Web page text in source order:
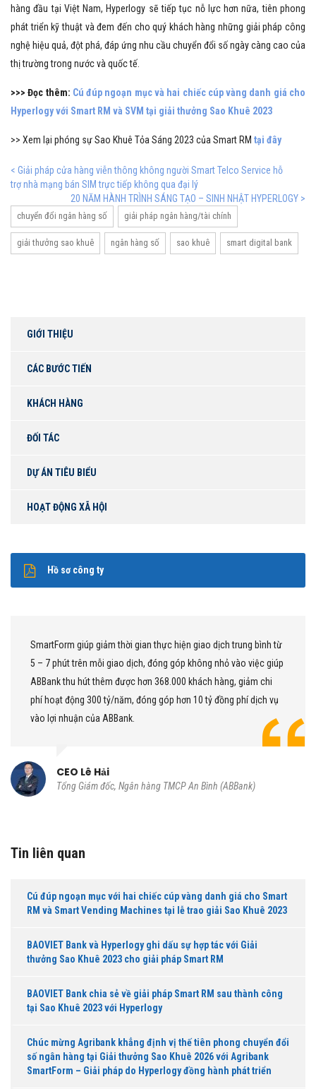
hàng đầu tại Việt Nam, Hyperlogy sẽ tiếp tục nỗ lực hơn nữa, tiên phong
phát triển kỹ thuật và đem đến cho quý khách hàng những giải pháp công
nghệ hiệu quả, đột phá, đáp ứng nhu cầu chuyển đổi số ngày càng cao của
thị trường trong nước và quốc tế.
>>> Đọc thêm: Cú đúp ngoạn mục và hai chiếc cúp vàng danh giá cho
Hyperlogy với Smart RM và SVM tại giải thưởng Sao Khuê 2023
>> Xem lại phóng sự Sao Khuê Tỏa Sáng 2023 của Smart RM tại đây
< Giải pháp cửa hàng viễn thông không người Smart Telco Service hỗ
trợ nhà mạng bán SIM trực tiếp không qua đại lý
20 NĂM HÀNH TRÌNH SÁNG TẠO – SINH NHẬT HYPERLOGY >
chuyển đổi ngân hàng số giải pháp ngân hàng/tài chính
giải thưởng sao khuê ngân hàng số sao khuê smart digital bank
GIỚI THIỆU
CÁC BƯỚC TIẾN
KHÁCH HÀNG
ĐỐI TÁC
DỰ ÁN TIÊU BIỂU
HOẠT ĐỘNG XÃ HỘI
Hồ sơ công ty
SmartForm giúp giảm thời gian thực hiện giao dịch trung bình từ
5 – 7 phút trên mỗi giao dịch, đóng góp không nhỏ vào việc giúp
ABBank thu hút thêm được hơn 368.000 khách hàng, giảm chi
phí hoạt động 300 tỷ/năm, đóng góp hơn 10 tỷ đồng phí dịch vụ
vào lợi nhuận của ABBank.
CEO Lê Hải
Tổng Giám đốc, Ngân hàng TMCP An Bình (ABBank)
Tin liên quan
Cú đúp ngoạn mục với hai chiếc cúp vàng danh giá cho Smart
RM và Smart Vending Machines tại lễ trao giải Sao Khuê 2023
BAOVIET Bank và Hyperlogy ghi dấu sự hợp tác với Giải
thưởng Sao Khuê 2023 cho giải pháp Smart RM
BAOVIET Bank chia sẻ về giải pháp Smart RM sau thành công
tại Sao Khuê 2023 với Hyperlogy
Chúc mừng Agribank khẳng định vị thế tiên phong chuyển đổi
số ngân hàng tại Giải thưởng Sao Khuê 2026 với Agribank
SmartForm – Giải pháp do Hyperlogy đồng hành phát triển